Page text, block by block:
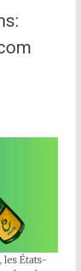
les États-